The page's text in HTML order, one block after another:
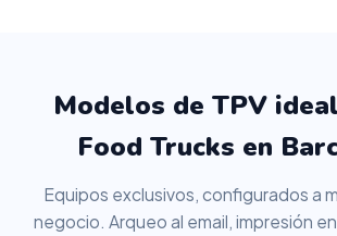
Modelos de TPV
Food Trucks en
Equipos exclusivos, configurados a
negocio. Arqueo al email, impresión